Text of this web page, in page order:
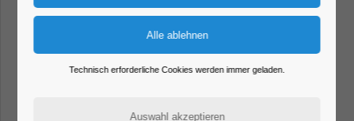
Technisch erforderliche Cookies werden immer geladen.